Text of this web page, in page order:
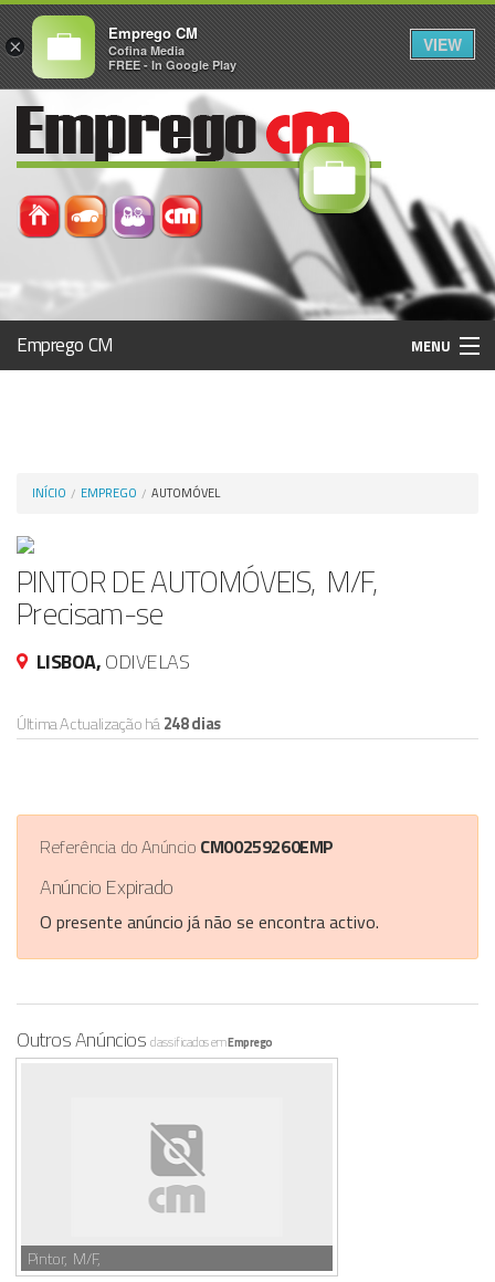
Emprego CM MENU
INÍCIO EMPREGO AUTOMÓVEL
PINTOR DE AUTOMÓVEIS, M/F,
Precisam-se
LISBOA,ODIVELAS
Última Actualização há248 dias
Referência do Anúncio CM00259260EMP
Anúncio Expirado
O presente anúncio já não se encontra activo.
Outros Anúncios classificados emEmprego
Pintor, M/F,
×
Emprego CM
Cofina Media
FREE - In Google Play
VIEW